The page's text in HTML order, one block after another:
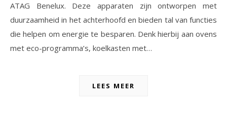
ATAG Benelux. Deze apparaten zijn ontworpen met
duurzaamheid in het achterhoofd en bieden tal van functies
die helpen om energie te besparen. Denk hierbij aan ovens
met eco-programma’s, koelkasten met…
LEES MEER